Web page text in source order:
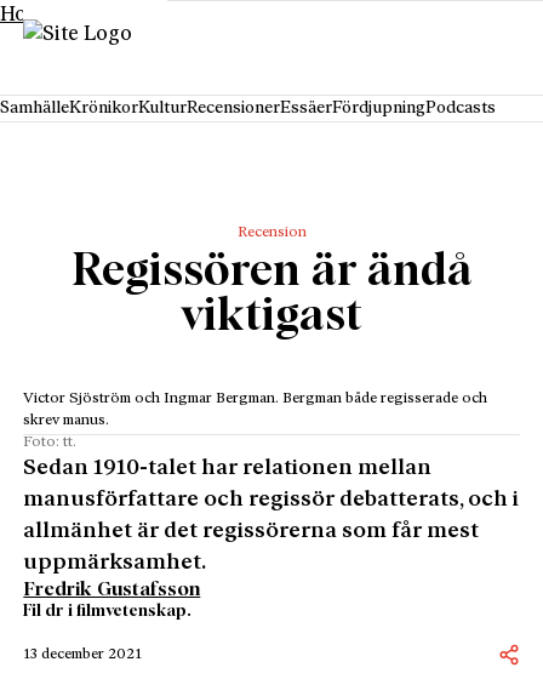
Hoppa till innehåll
SamhälleKrönikorKulturRecensionerEssäerFördjupningPodcasts
Recension
Regissören är ändå
viktigast
Victor Sjöström och Ingmar Bergman. Bergman både regisserade och
skrev manus.
Foto: tt.
Sedan 1910-talet har relationen mellan
manusförfattare och regissör debatterats, och i
allmänhet är det regissörerna som får mest
uppmärksamhet.
Fredrik Gustafsson
Fil dr i filmvetenskap.
13 december 2021